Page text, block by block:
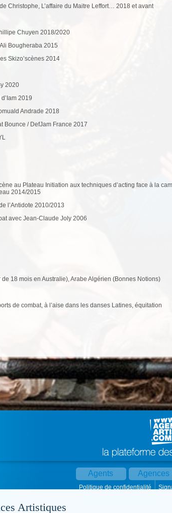
Christophe, L’affaire du Maitre Leffort… 2018 et avant
Chuyen 2018/2020
Bougheraba 2015
Skizo’scènes 2014
2020
2019
Andrade 2018
Bounce / DefJam France 2017
au Plateau Initiation aux techniques d’acting face à la
2014/2015
l’Antidote 2010/2013
avec Jean-Claude Joly 2006
18 mois en Australie), Arabe Algérien (Bonnes Notions)
de combat, à l’aise dans les danses Latines, équitation
Agents Agences
Politique de confidentialité
Artistiques